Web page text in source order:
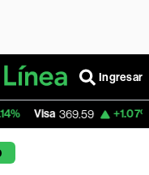
Ingresar
+1.07%